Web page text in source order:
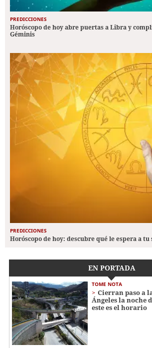
PREDICCIONES
Horóscopo de hoy abre puertas a Libra y
Géminis
PREDICCIONES
Horóscopo de hoy: descubre qué le espera a tu
EN PORTADA
TOME NOTA
Cierran paso a
Ángeles la noche
este es el horario